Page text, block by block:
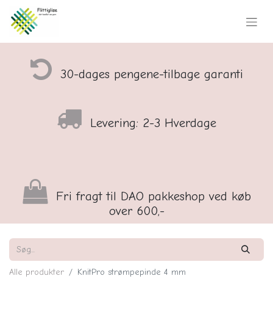
30-dages pengene-tilbage garanti
Levering: 2-3 Hverdage
Fri fragt til DAO pakkeshop ved køb
over 600,-
Alle produkter KnitPro strømpepinde 4 mm